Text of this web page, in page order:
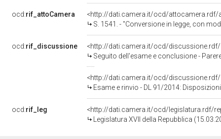
ocd:rif_attoCamera
<http://dati.camera.it/ocd/attocamera.rdf/
S. 1541. - "Conversione in legge, con modificazioni, del decreto-legge 24 giugno 2014, n. 91, recante disposizioni urgenti per il settore agricolo, la
ocd:rif_discussione
<http://dati.camera.it/ocd/discussione.rdf/
Seguito dell'esame e conclusione - Parere favorevole con osservazione - DL 91/2014: Disposizioni urgenti per il settore agricolo, la
<http://dati.camera.it/ocd/discussione.rdf/
Esame e rinvio - DL 91/2014: Disposizioni urgenti per il settore agricolo, la tutela ambientale e l'efficientamento
ocd:rif_leg
<http://dati.camera.it/ocd/legislatura.rdf/
Legislatura XVII della Repubblica